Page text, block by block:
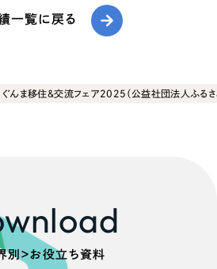
一覧に戻る
ぐんま移住＆交流フェア2025（公益社団法人ふるさ
別＞お役立ち資料